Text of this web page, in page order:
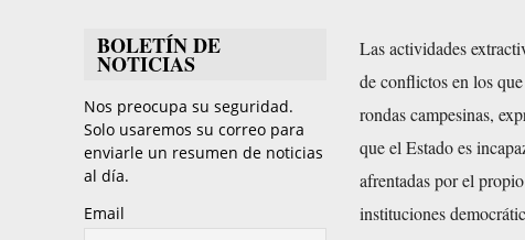
BOLETÍN DE
NOTICIAS
Nos preocupa su seguridad.
Solo usaremos su correo para
enviarle un resumen de noticias
al día.
Email
Las actividades
de conflictos en los
rondas campesinas,
que el Estado es
afrentadas por el
instituciones